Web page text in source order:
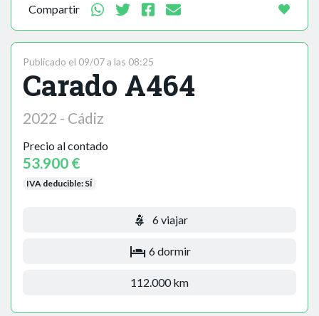
Compartir
Publicado el 09/07 a las 08:25
Carado A464
2022 - Cádiz
Precio al contado
53.900 €
IVA deducible: SÍ
6 viajar
6 dormir
112.000 km